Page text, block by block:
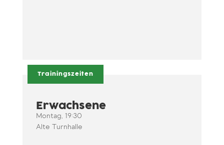
Trainingszeiten
Erwachsene
Montag, 19:30
Alte Turnhalle